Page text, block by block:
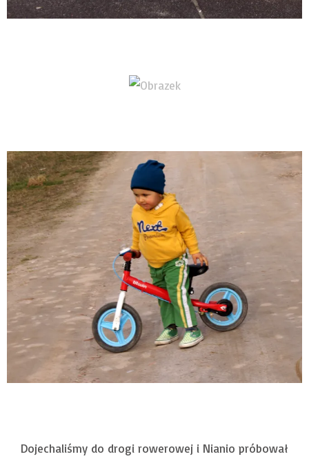
Dojechaliśmy do drogi rowerowej i Nianio próbował